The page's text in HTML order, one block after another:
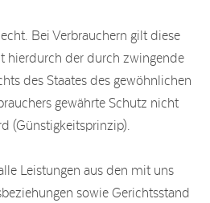
Bei Verbrauchern gilt diese
hierdurch der durch zwingende
des Staates des gewöhnlichen
gewährte Schutz nicht
(Günstigkeitsprinzip).
Leistungen aus den mit uns
sowie Gerichtsstand